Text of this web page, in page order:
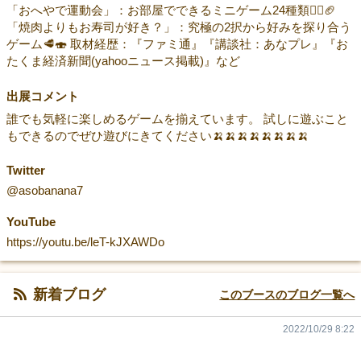
「おへやで運動会」：お部屋でできるミニゲーム24種類🏃‍♀️🏈
「焼肉よりもお寿司が好き？」：究極の2択から好みを探り合う
ゲーム🥩🍣 取材経歴：『ファミ通』『講談社：あなプレ』『お
たくま経済新聞(yahooニュース掲載)』など
出展コメント
誰でも気軽に楽しめるゲームを揃えています。 試しに遊ぶこと
もできるのでぜひ遊びにきてください🍌🍌🍌🍌🍌🍌🍌🍌
Twitter
@asobanana7
YouTube
https://youtu.be/leT-kJXAWDo
新着ブログ このブースのブログ一覧へ
2022/10/29 8:22